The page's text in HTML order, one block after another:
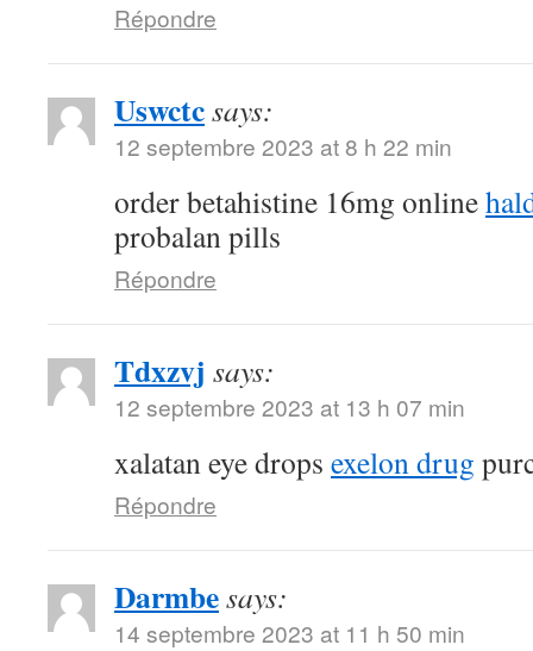
Répondre
Uswctcsays:
12 septembre 2023 at 8 h 22 min
order betahistine 16mg online
probalan pills
Répondre
Tdxzvj says:
12 septembre 2023 at 13 h 07 min
xalatan eye drops exelon drug
Répondre
Darmbesays:
14 septembre 2023 at 11 h 50 min